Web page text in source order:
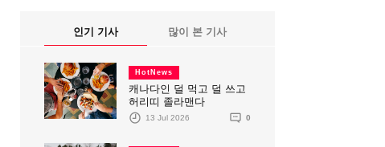
인기 기사 많이 본 기사
HotNews
캐나다인 덜 먹고 덜 쓰고
허리띠 졸라맨다
13 Jul 2026 0